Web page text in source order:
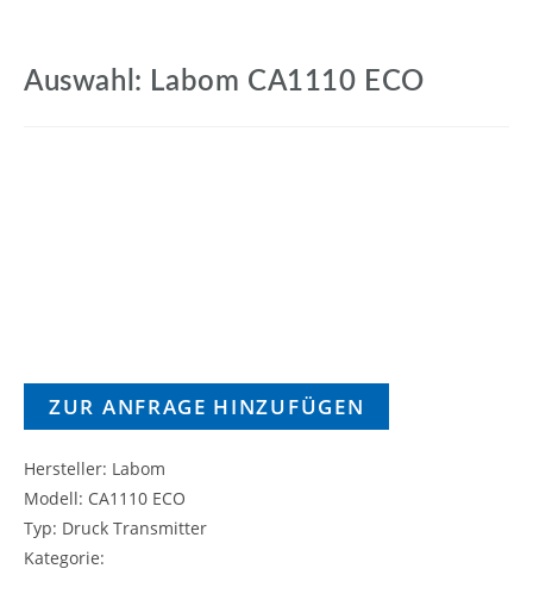
Auswahl: Labom CA1110 ECO
ZUR ANFRAGE HINZUFÜGEN
Hersteller: Labom
Modell: CA1110 ECO
Typ: Druck Transmitter
Kategorie: